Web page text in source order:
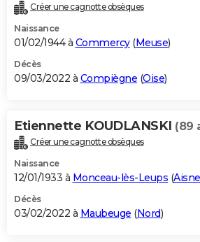
Créer une cagnotte obsèques
Naissance
01/02/1944 à Commercy(Meuse)
Décès
09/03/2022 à Compiègne (Oise)
Etiennette KOUDLANSKI (89
Créer une cagnotte obsèques
Naissance
12/01/1933 à Monceau-lès-Leups (Aisne
Décès
03/02/2022 à Maubeuge (Nord)